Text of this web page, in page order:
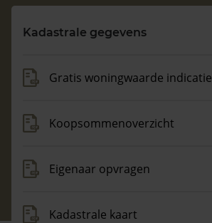
Maandag t/m vrijdag - 08:00 -18:00
Kadastrale gegevens
Gratis woningwaarde indicatie
Koopsommenoverzicht
Eigenaar opvragen
Kadastrale kaart